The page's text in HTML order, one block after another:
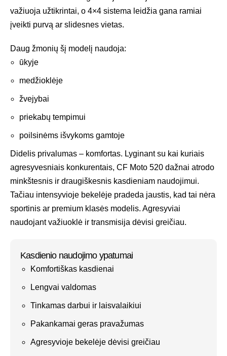
važiuoja užtikrintai, o 4×4 sistema leidžia gana ramiai
įveikti purvą ar slidesnes vietas.
Daug žmonių šį modelį naudoja:
ūkyje
medžioklėje
žvejybai
priekabų tempimui
poilsinėms išvykoms gamtoje
Didelis privalumas – komfortas. Lyginant su kai kuriais
agresyvesniais konkurentais, CF Moto 520 dažnai atrodo
minkštesnis ir draugiškesnis kasdieniam naudojimui.
Tačiau intensyvioje bekelėje pradeda jaustis, kad tai nėra
sportinis ar premium klasės modelis. Agresyviai
naudojant važiuoklė ir transmisija dėvisi greičiau.
Kasdienio naudojimo ypatumai
Komfortiškas kasdienai
Lengvai valdomas
Tinkamas darbui ir laisvalaikiui
Pakankamai geras pravažumas
Agresyvioje bekelėje dėvisi greičiau